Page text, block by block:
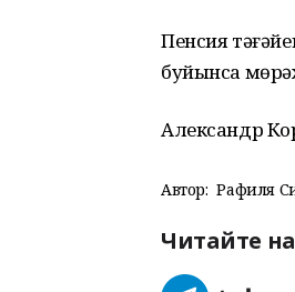
Пенсия
буйынса
Александр
Автор: Рафиля
Читайте